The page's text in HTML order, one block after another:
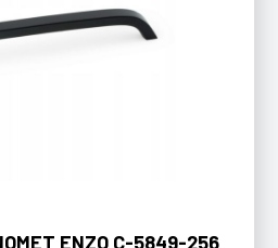
ENZO C-5849-256